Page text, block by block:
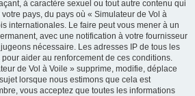
à caractère sexuel ou tout autre contenu qui
pays, du pays où « Simulateur de Vol à
internationales. Le faire peut vous mener à un
avec une notification à votre fournisseur
nécessaire. Les adresses IP de tous les
aider au renforcement de ces conditions.
de Vol à Voile » supprime, modifie, déplace
lorsque nous estimons que cela est
vous acceptez que toutes les informations